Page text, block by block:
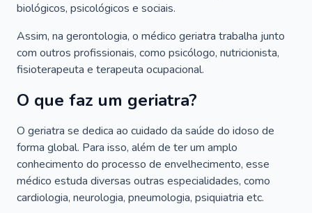
biológicos, psicológicos e sociais.
Assim, na gerontologia, o médico geriatra trabalha junto
com outros profissionais, como psicólogo, nutricionista,
fisioterapeuta e terapeuta ocupacional.
O que faz um geriatra?
O geriatra se dedica ao cuidado da saúde do idoso de
forma global. Para isso, além de ter um amplo
conhecimento do processo de envelhecimento, esse
médico estuda diversas outras especialidades, como
cardiologia, neurologia, pneumologia, psiquiatria etc.